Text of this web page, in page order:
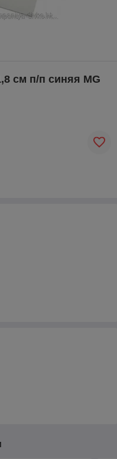
см п/п синяя MG